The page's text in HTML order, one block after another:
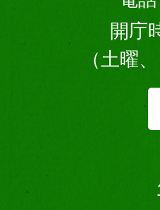
開庁
（土曜